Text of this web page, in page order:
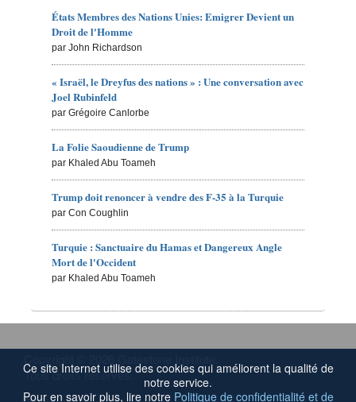
États Membres des Nations Unies: Emigrer Devient un
Droit de l'Homme
par John Richardson
« Israël, le Dreyfus des nations » : Une conversation avec
Joel Rubinfeld
par Grégoire Canlorbe
La Folie Saoudienne de Trump
par Khaled Abu Toameh
Trump doit renoncer à vendre des F-35 à la Turquie
par Con Coughlin
Turquie : Sanctuaire du Hamas et Dangereux Angle
Mort de l'Occident
par Khaled Abu Toameh
Tous droits réservés.
Ce site Internet utilise des cookies qui améliorent la qualité de
notre service.
Pour en savoir plus, lire notre Politique de confidentialité et de